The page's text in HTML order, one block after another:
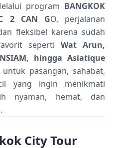
program BANGKOK
2 CAN GO, perjalanan
fleksibel karena sudah
seperti Wat Arun,
hingga Asiatique
pasangan, sahabat,
yang ingin menikmati
nyaman, hemat, dan
City Tour